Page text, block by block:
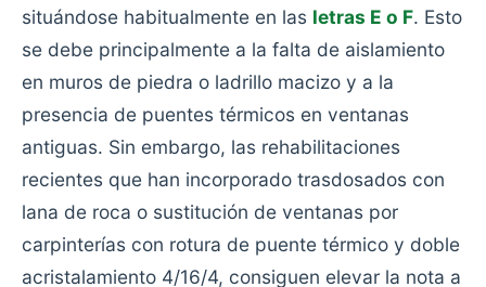
situándose habitualmente en las letras E o F. Esto
se debe principalmente a la falta de aislamiento
en muros de piedra o ladrillo macizo y a la
presencia de puentes térmicos en ventanas
antiguas. Sin embargo, las rehabilitaciones
recientes que han incorporado trasdosados con
lana de roca o sustitución de ventanas por
carpinterías con rotura de puente térmico y doble
acristalamiento 4/16/4, consiguen elevar la nota a